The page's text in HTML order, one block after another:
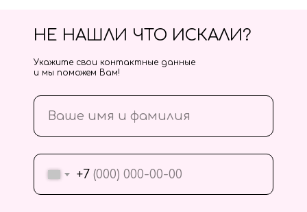
+7
НЕ НАШЛИ ЧТО ИСКАЛИ?
Укажите свои контактные данные
и мы поможем Вам!